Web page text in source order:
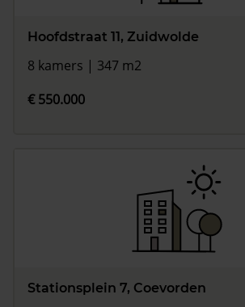
Hoofdstraat 11, Zuidwolde
8 kamers | 347 m2
€ 550.000
Stationsplein 7, Coevorden